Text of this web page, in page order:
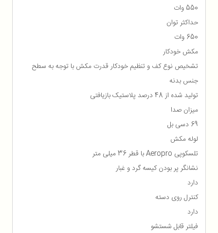
550 وات
حداکثر توان
650 وات
مکش خودکار
تشخیص نوع کف و تنظیم خودکار قدرت مکش با توجه به سطح
جنس بدنه
تولید شده از 48 درصد پلاستیک بازیافتی
میزان صدا
69 دسی بل
لوله مکش
تلسکوپی Aeropro با قطر 36 میلی متر
نشانگر پر بودن کیسه گرد و غبار
دارد
کنترل روی دسته
دارد
فیلتر قابل شستشو